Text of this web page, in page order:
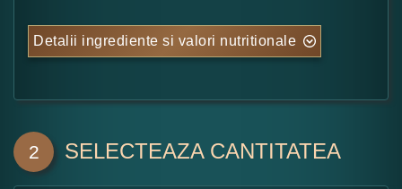
Detalii ingrediente si valori nutritionale
2 SELECTEAZA CANTITATEA